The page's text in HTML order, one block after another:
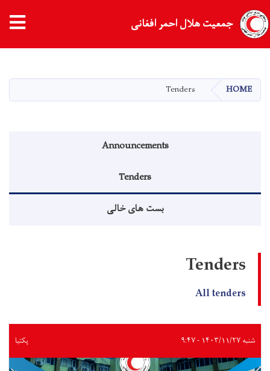
content
جمعیت هلال احمر افغانی
HOME
Tenders
Announcements
Tenders
بست های خالی
Tenders
All tenders
شنبه ۱۴۰۳/۱۱/۲۷ - ۹:۴۷ پکتیا